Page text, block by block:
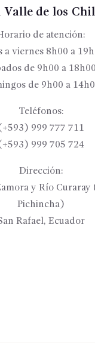
Valle de los
de atención:
a viernes 8h00 a
de 9h00 a 18h00
de 9h00 a
Teléfonos:
999 777 711
999 705 724
Dirección:
y Río Curaray
Pichincha)
Rafael, Ecuador